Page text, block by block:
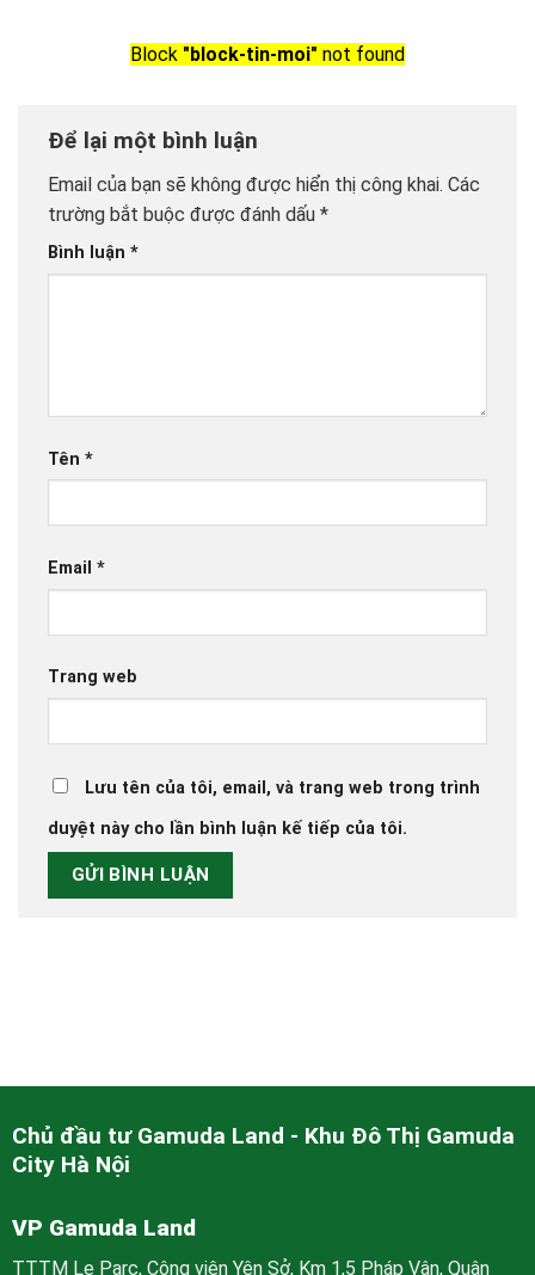
Block "block-tin-moi" not found
Để lại một bình luận
Email của bạn sẽ không được hiển thị công khai. Các
trường bắt buộc được đánh dấu *
Bình luận *
Tên *
Email *
Trang web
Lưu tên của tôi, email, và trang web trong trình
duyệt này cho lần bình luận kế tiếp của tôi.
Chủ đầu tư Gamuda Land - Khu Đô Thị Gamuda
City Hà Nội
VP Gamuda Land
TTTM Le Parc, Công viên Yên Sở, Km 1,5 Pháp Vân, Quận